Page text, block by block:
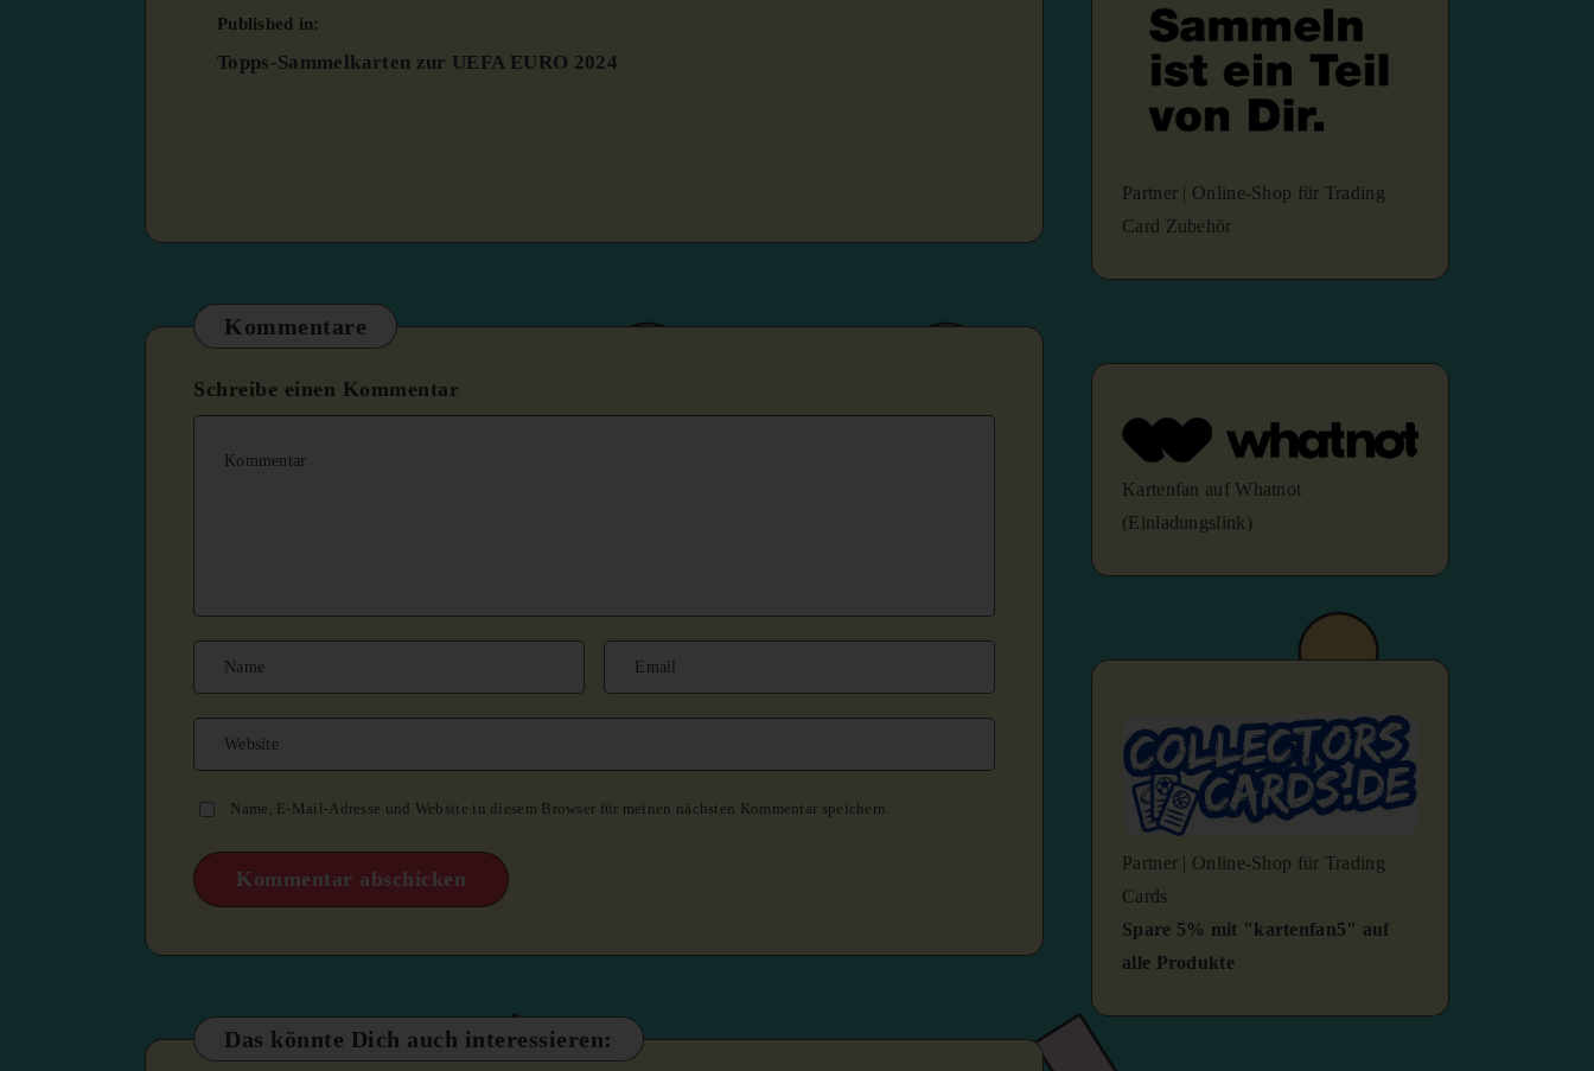
Published in:
Topps-Sammelkarten zur UEFA EURO 2024
Kommentare
Schreibe einen Kommentar
Name, E-Mail-Adresse und Website in diesem Browser für meinen nächsten Kommentar speichern.
Das könnte Dich auch interessieren:
Partner | Online-Shop für Trading
Card Zubehör
Kartenfan auf Whatnot
(Einladungslink)
Partner | Online-Shop für Trading
Cards
Spare 5% mit "kartenfan5" auf
alle Produkte